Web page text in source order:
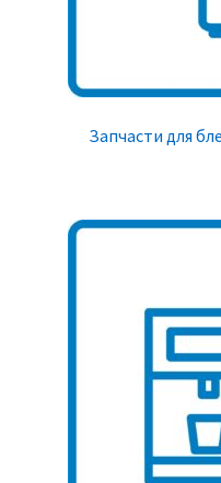
Запчасти для